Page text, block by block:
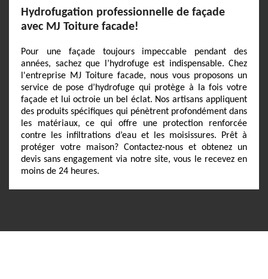
Hydrofugation professionnelle de façade
avec MJ Toiture facade!
Pour une façade toujours impeccable pendant des
années, sachez que l’hydrofuge est indispensable. Chez
l'entreprise MJ Toiture facade, nous vous proposons un
service de pose d’hydrofuge qui protège à la fois votre
façade et lui octroie un bel éclat. Nos artisans appliquent
des produits spécifiques qui pénètrent profondément dans
les matériaux, ce qui offre une protection renforcée
contre les infiltrations d’eau et les moisissures. Prêt à
protéger votre maison? Contactez-nous et obtenez un
devis sans engagement via notre site, vous le recevez en
moins de 24 heures.